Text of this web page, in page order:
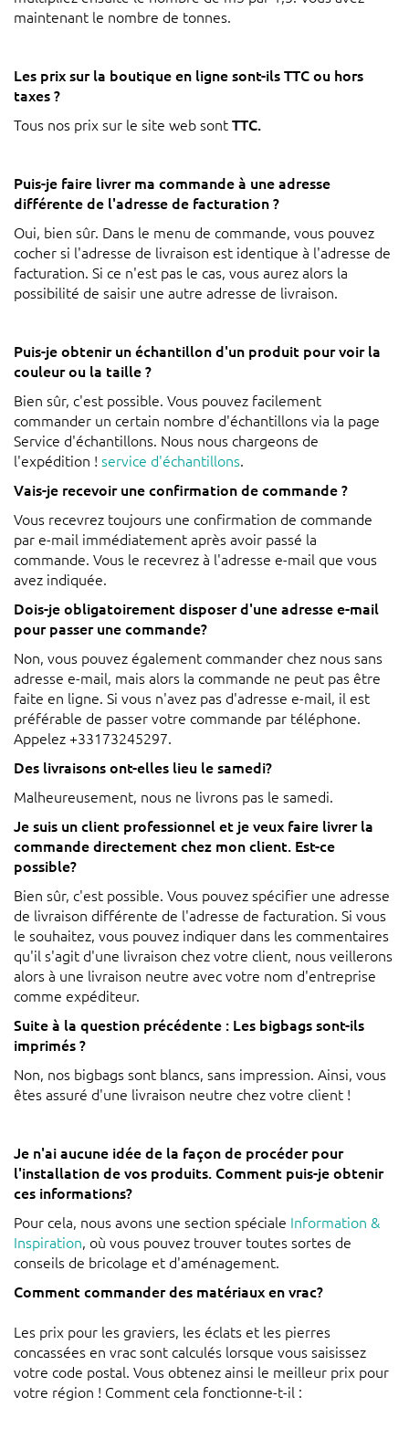
maintenant le nombre de tonnes.
Les prix sur la boutique en ligne sont-ils TTC ou hors
taxes ?
Tous nos prix sur le site web sontTTC.
Puis-je faire livrer ma commande à une adresse
différente de l'adresse de facturation ?
Oui, bien sûr. Dans le menu de commande, vous pouvez
cocher si l'adresse de livraison est identique à l'adresse de
facturation. Si ce n'est pas le cas, vous aurez alors la
possibilité de saisir une autre adresse de livraison.
Puis-je obtenir un échantillon d'un produit pour voir la
couleur ou la taille ?
Bien sûr, c'est possible. Vous pouvez facilement
commander un certain nombre d'échantillons via la page
Service d'échantillons. Nous nous chargeons de
l'expédition ! service d'échantillons.
Vais-je recevoir une confirmation de commande ?
Vous recevrez toujours une confirmation de commande
par e-mail immédiatement après avoir passé la
commande. Vous le recevrez à l'adresse e-mail que vous
avez indiquée.
Dois-je obligatoirement disposer d'une adresse e-mail
pour passer une commande?
Non, vous pouvez également commander chez nous sans
adresse e-mail, mais alors la commande ne peut pas être
faite en ligne. Si vous n'avez pas d'adresse e-mail, il est
préférable de passer votre commande par téléphone.
Appelez +33173245297.
Des livraisons ont-elles lieu le samedi?
Malheureusement, nous ne livrons pas le samedi.
Je suis un client professionnel et je veux faire livrer la
commande directement chez mon client. Est-ce
possible?
Bien sûr, c'est possible. Vous pouvez spécifier une adresse
de livraison différente de l'adresse de facturation. Si vous
le souhaitez, vous pouvez indiquer dans les commentaires
qu'il s'agit d'une livraison chez votre client, nous veillerons
alors à une livraison neutre avec votre nom d'entreprise
comme expéditeur.
Suite à la question précédente : Les bigbags sont-ils
imprimés ?
Non, nos bigbags sont blancs, sans impression. Ainsi, vous
êtes assuré d'une livraison neutre chez votre client !
Je n'ai aucune idée de la façon de procéder pour
l'installation de vos produits. Comment puis-je obtenir
ces informations?
Pour cela, nous avons une section spéciale Information &
Inspiration, où vous pouvez trouver toutes sortes de
conseils de bricolage et d'aménagement.
Comment commander des matériaux en vrac?
Les prix pour les graviers, les éclats et les pierres
concassées en vrac sont calculés lorsque vous saisissez
votre code postal. Vous obtenez ainsi le meilleur prix pour
votre région ! Comment cela fonctionne-t-il :